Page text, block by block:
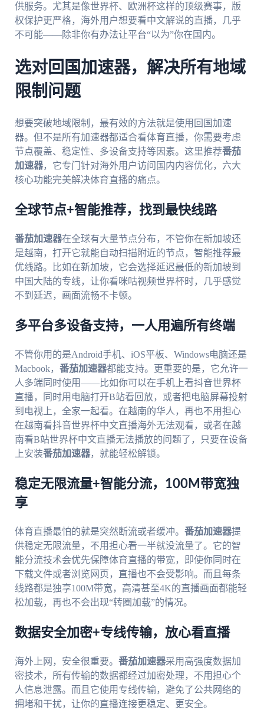
供服务。尤其是像世界杯、欧洲杯这样的顶级赛事，版
权保护更严格，海外用户想要看中文解说的直播，几乎
不可能——除非你有办法让平台“以为”你在国内。
选对回国加速器，解决所有地域
限制问题
想要突破地域限制，最有效的方法就是使用回国加速
器。但不是所有加速器都适合看体育直播，你需要考虑
节点覆盖、稳定性、多设备支持等因素。这里推荐番茄
加速器，它专门针对海外用户访问国内内容优化，六大
核心功能完美解决体育直播的痛点。
全球节点+智能推荐，找到最快线路
番茄加速器在全球有大量节点分布，不管你在新加坡还
是越南，打开它就能自动扫描附近的节点，智能推荐最
优线路。比如在新加坡，它会选择延迟最低的新加坡到
中国大陆的专线，让你看咪咕视频世界杯时，几乎感觉
不到延迟，画面流畅不卡顿。
多平台多设备支持，一人用遍所有终端
不管你用的是Android手机、iOS平板、Windows电脑还是
Macbook， 番茄加速器都能支持。更重要的是，它允许一
人多端同时使用——比如你可以在手机上看抖音世界杯
直播，同时用电脑打开B站看回放，或者把电脑屏幕投射
到电视上，全家一起看。在越南的华人，再也不用担心
在越南看抖音世界杯中文直播海外无法观看，或者在越
南看B站世界杯中文直播无法播放的问题了，只要在设备
上安装番茄加速器，就能轻松解锁。
稳定无限流量+智能分流，100M带宽独
享
体育直播最怕的就是突然断流或者缓冲。 番茄加速器提
供稳定无限流量，不用担心看一半就没流量了。它的智
能分流技术会优先保障体育直播的带宽，即使你同时在
下载文件或者浏览网页，直播也不会受影响。而且每条
线路都是独享100M带宽，高清甚至4K的直播画面都能轻
松加载，再也不会出现“转圈加载”的情况。
数据安全加密+专线传输，放心看直播
海外上网，安全很重要。 番茄加速器采用高强度数据加
密技术，所有传输的数据都经过加密处理，不用担心个
人信息泄露。而且它使用专线传输，避免了公共网络的
拥堵和干扰，让你的直播连接更稳定、更安全。